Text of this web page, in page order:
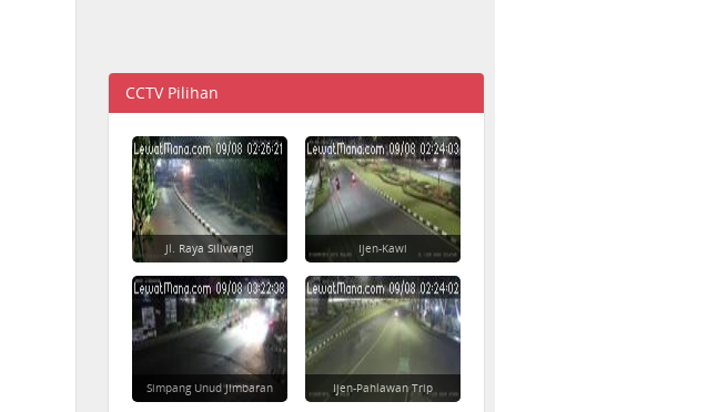
CCTV Pilihan
Jl. Raya Siliwangi Ijen-Kawi
Simpang Unud Jimbaran Ijen-Pahlawan Trip